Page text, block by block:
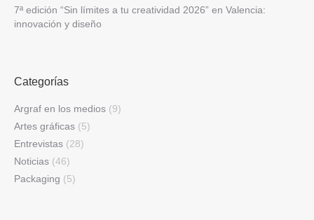
7ª edición “Sin límites a tu creatividad 2026” en Valencia:
innovación y diseño
Categorías
Argraf en los medios (9)
Artes gráficas (5)
Entrevistas (28)
Noticias (46)
Packaging (5)